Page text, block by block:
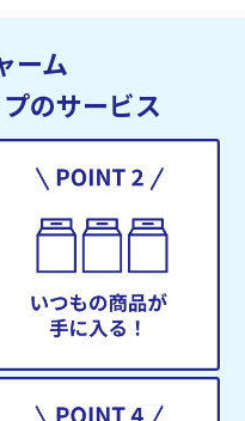
ーム
のサービス